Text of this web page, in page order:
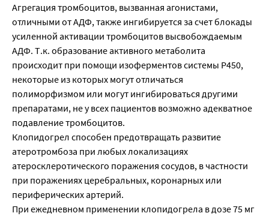
Агрегация тромбоцитов, вызванная агонистами,
отличными от АДФ, также ингибируется за счет блокады
усиленной активации тромбоцитов высвобождаемым
АДФ. Т.к. образование активного метаболита
происходит при помощи изоферментов системы Р450,
некоторые из которых могут отличаться
полиморфизмом или могут ингибироваться другими
препаратами, не у всех пациентов возможно адекватное
подавление тромбоцитов.
Клопидогрел способен предотвращать развитие
атеротромбоза при любых локализациях
атеросклеротического поражения сосудов, в частности
при поражениях церебральных, коронарных или
периферических артерий.
При ежедневном применении клопидогрела в дозе 75 мг